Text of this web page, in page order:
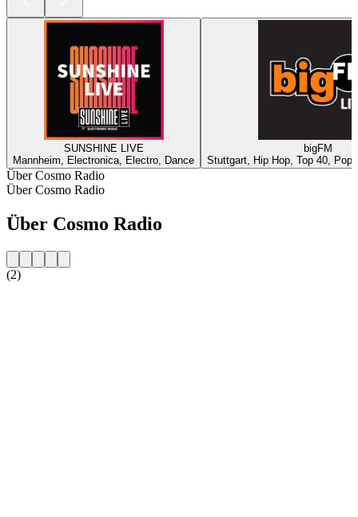
SUNSHINE LIVE
Mannheim, Electronica, Electro, Dance
bigFM
Stuttgart, Hip Hop, Top 40,
Über Cosmo Radio
Über Cosmo Radio
Über Cosmo Radio
(2)